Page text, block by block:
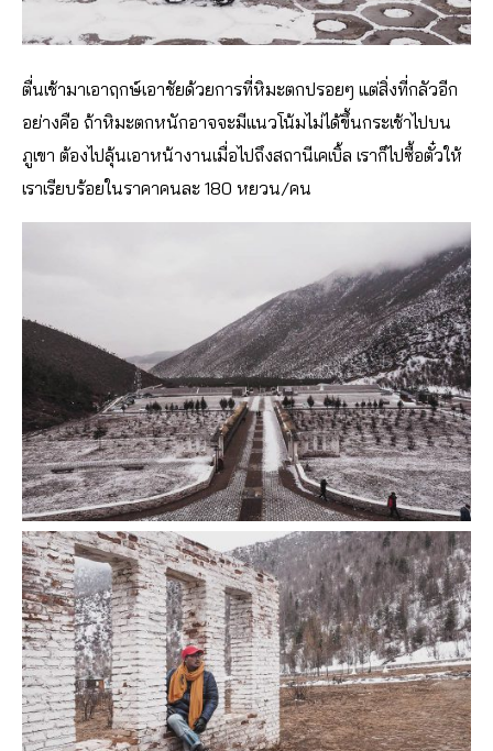
ตื่นเช้ามาเอาฤกษ์เอาชัยด้วยการที่หิมะตกปรอยๆ แต่สิ่งที่กลัวอีก
อย่างคือ ถ้าหิมะตกหนักอาจจะมีแนวโน้มไม่ได้ขึ้นกระเช้าไปบน
ภูเขา ต้องไปลุ้นเอาหน้างานเมื่อไปถึงสถานีเคเบิ้ล เราก็ไปซื้อตั๋วให้
เราเรียบร้อยในราคาคนละ 180 หยวน/คน